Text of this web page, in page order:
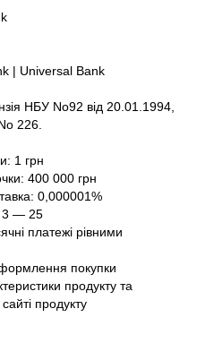
| Universal Bank
НБУ No92 від 20.01.1994,
226.
1 грн
400 000 грн
0,000001%
3 — 25
платежі рівними
покупки
продукту та
продукту